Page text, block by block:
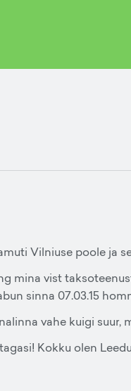
Vilniuse poole ja
mina vist
sinna 07.03.15
vahe kuigi suur,
Kokku olen